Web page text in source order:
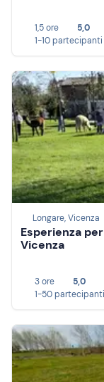
1,5 ore
5,0
1-10 partecipanti
Longare, Vicenza
Esperienza
Vicenza
3 ore
5,0
1-50 partecipanti